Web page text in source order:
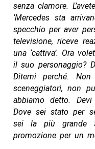
senza clamore.
‘Mercedes sta
specchio per aver
televisione, riceve
una ‘cattiva’. Ora
il suo personaggio?
Ditemi perché.
sceneggiatori, non
abbiamo detto.
Dove sei stato per
sei la più grande
promozione per un